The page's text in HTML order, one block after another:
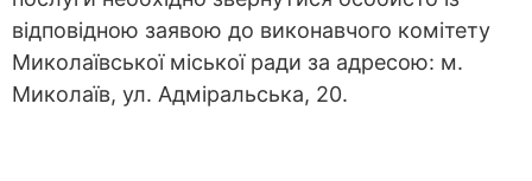
відповідною заявою до виконавчого комітету
Миколаївської міської ради за адресою: м.
Миколаїв, ул. Адміральська, 20.